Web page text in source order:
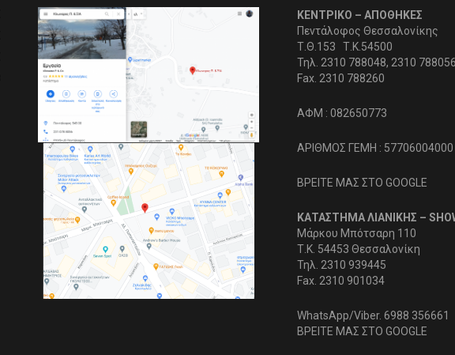
ΚΕΝΤΡΙΚΟ – ΑΠΟΘΗΚΕΣ
Πεντάλοφος Θεσσαλονίκης
Τ.Θ.153 Τ.Κ.54500
Τηλ. 2310 788048, 2310 788056
Fax. 2310 788260
ΑΦΜ : 082650773
ΑΡΙΘΜΟΣ ΓΕΜΗ : 57706004000
ΒΡΕΙΤΕ ΜΑΣ ΣΤΟ GOOGLE
ΚΑΤΑΣΤΗΜΑ ΛΙΑΝΙΚΗΣ –
Μάρκου Μπότσαρη 110
Τ.Κ. 54453 Θεσσαλονίκη
Τηλ. 2310 939445
Fax. 2310 901034
WhatsApp/Viber. 6988 356661
ΒΡΕΙΤΕ ΜΑΣ ΣΤΟ GOOGLE